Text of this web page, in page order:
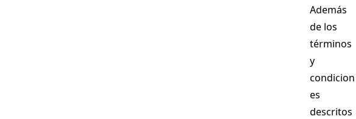
Además
de los
términos
y
condicion
es
descritos